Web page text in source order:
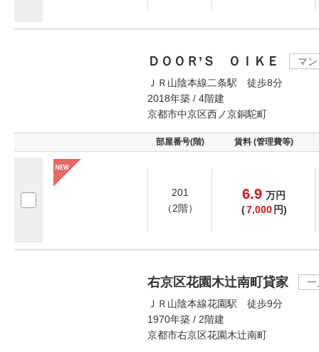
ＤＯＯＲ’Ｓ ＯＩＫＥ
マ
ＪＲ山陰本線二条駅 徒歩8分
2018年築 / 4階建
京都市中京区西ノ京銅駝町
部屋番号(階) 賃料 (管理費等)
201
（2階）
6.9 万円
(7,000 円)
右京区花園木辻南町貸家
一
ＪＲ山陰本線花園駅 徒歩9分
1970年築 / 2階建
京都市右京区花園木辻南町